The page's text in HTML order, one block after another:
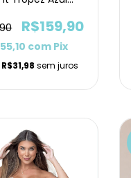
R$159,90
com Pix
R$31,98 sem juros